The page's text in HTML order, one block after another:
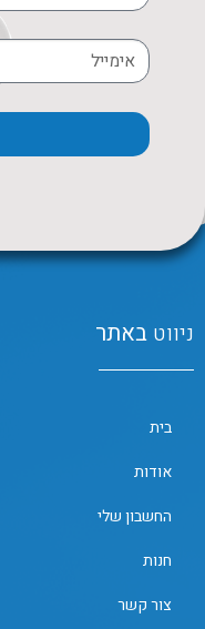
ניווט באתר
בית
אודות
החשבון שלי
חנות
צור קשר